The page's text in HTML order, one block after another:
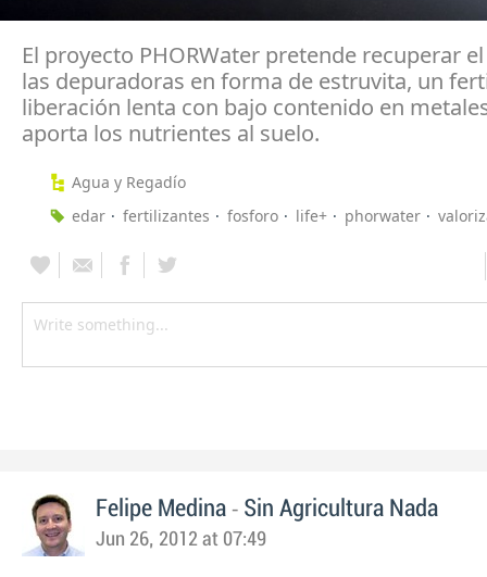
El proyecto PHORWater pretende recuperar
las depuradoras en forma de estruvita, un
liberación lenta con bajo contenido en
aporta los nutrientes al suelo.
Agua y Regadío
edar
fertilizantes fosforo life+ phorwater
Felipe Medina - Sin Agricultura Nada
Jun 26, 2012 at 07:49